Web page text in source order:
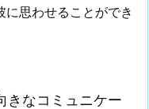
思わせることができ
きなコミュニケー